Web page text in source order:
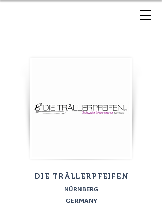
DIE TRÄLLERPFEIFEN
NÜRNBERG
GERMANY